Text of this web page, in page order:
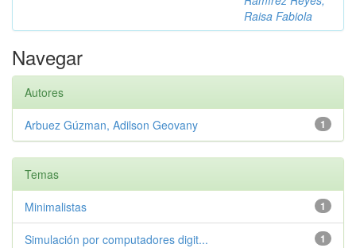
Raisa Fabiola
Navegar
Autores
1
Arbuez Gúzman, Adilson Geovany
Temas
1
Minimalistas
1
Simulación por computadores digit...